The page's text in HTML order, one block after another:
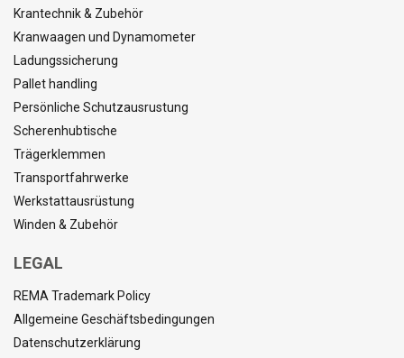
Krantechnik & Zubehör
Kranwaagen und Dynamometer
Ladungssicherung
Pallet handling
Persönliche Schutzausrustung
Scherenhubtische
Trägerklemmen
Transportfahrwerke
Werkstattausrüstung
Winden & Zubehör
LEGAL
REMA Trademark Policy
Allgemeine Geschäftsbedingungen
Datenschutzerklärung